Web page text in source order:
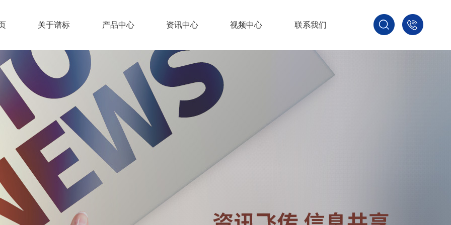
3875
关于谱标 产品中心 资讯中心 视频中心 联系我们